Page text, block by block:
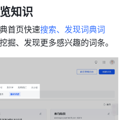
知识
首页快速搜索、发现词典词
掘、发现更多感兴趣的词条。